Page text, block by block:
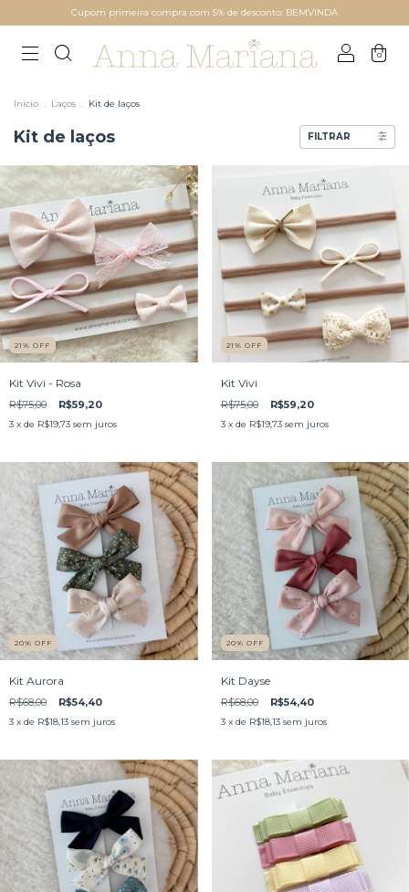
Cupom primeira compra com 5% de desconto: BEMVINDA
0
Início . Laços . Kit de laços
Kit de laços FILTRAR
21 % OFF
Kit Vivi - Rosa
R$75,00 R$59,20
3 x de R$19,73 sem juros
21 % OFF
Kit Vivi
R$75,00 R$59,20
3 x de R$19,73 sem juros
20% OFF
Kit Aurora
R$68,00 R$54,40
3 x de R$18,13 sem juros
20% OFF
Kit Dayse
R$68,00 R$54,40
3 x de R$18,13 sem juros